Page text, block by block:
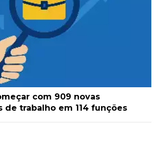
com 909 novas
de trabalho em 114 funções